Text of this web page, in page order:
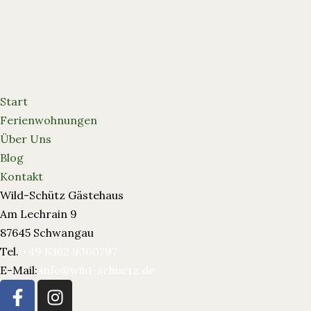
Start
Ferienwohnungen
Über Uns
Blog
Kontakt
Wild-Schütz Gästehaus
Am Lechrain 9
87645 Schwangau
Tel.
E-Mail: